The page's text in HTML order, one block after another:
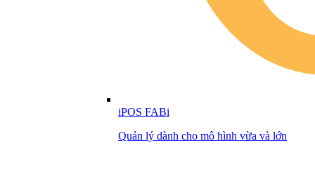
iPOS FABi
Quản lý dành cho mô hình vừa và lớn